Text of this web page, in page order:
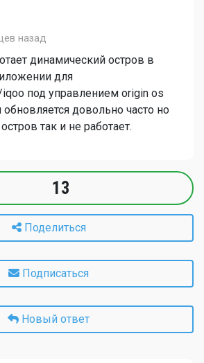
назад
динамический остров в
для
iqoo под управлением origin os
довольно часто но
так и не работает.
13
Поделиться
Подписаться
Новый ответ